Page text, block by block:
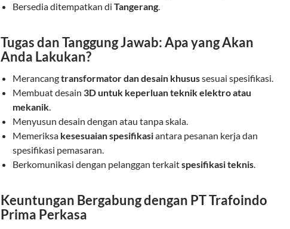
Bersedia ditempatkan di Tangerang.
Tugas dan Tanggung Jawab: Apa yang Akan
Anda Lakukan?
Merancangtransformator dan desain khusussesuai spesifikasi.
Membuat desain 3D untuk keperluan teknik elektro atau
mekanik.
Menyusun desain dengan atau tanpa skala.
Memeriksa kesesuaian spesifikasiantara pesanan kerja dan
spesifikasi pemasaran.
Berkomunikasi dengan pelanggan terkaitspesifikasi teknis.
Keuntungan Bergabung dengan PT Trafoindo
Prima Perkasa